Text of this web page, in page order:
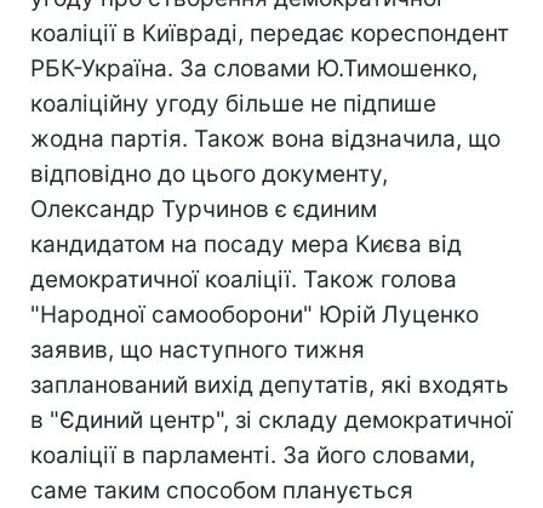
коаліції в Київраді, передає кореспондент
РБК-Україна. За словами Ю.Тимошенко,
коаліційну угоду більше не підпише
жодна партія. Також вона відзначила, що
відповідно до цього документу,
Олександр Турчинов є єдиним
кандидатом на посаду мера Києва від
демократичної коаліції. Також голова
"Народної самооборони" Юрій Луценко
заявив, що наступного тижня
запланований вихід депутатів, які входять
в "Єдиний центр", зі складу демократичної
коаліції в парламенті. За його словами,
саме таким способом планується